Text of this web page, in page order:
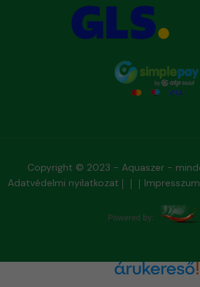
Copyright © 2023 - Aquaszer -
Adatvédelmi nyilatkozat
Impresszum